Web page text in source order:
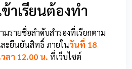
าเรียนต้องทำ
รายชื่อลำดับสำรองที่เรียกตาม
ะยืนยันสิทธิ์ ภายในวันที่ 18
ลา 12.00 น. ที่เว็บไซต์